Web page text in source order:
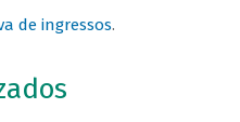
de ingressos.